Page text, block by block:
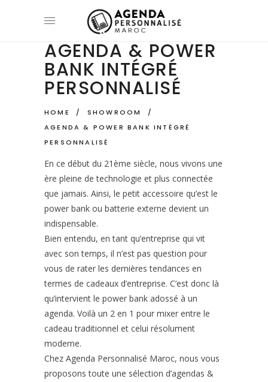
AGENDA & POWER
BANK INTÉGRÉ
PERSONNALISÉ
HOME / SHOWROOM
/
AGENDA & POWER BANK INTÉGRÉ
PERSONNALISÉ
En ce début du 21ème siècle, nous vivons une
ère pleine de technologie et plus connectée
que jamais. Ainsi, le petit accessoire qu’est le
power bank ou batterie externe devient un
indispensable.
Bien entendu, en tant qu’entreprise qui vit
avec son temps, il n’est pas question pour
vous de rater les dernières tendances en
termes de cadeaux d’entreprise. C’est donc là
qu’intervient le power bank adossé à un
agenda. Voilà un 2 en 1 pour mixer entre le
cadeau traditionnel et celui résolument
moderne.
Chez Agenda Personnalisé Maroc, nous vous
proposons toute une sélection d’agendas &